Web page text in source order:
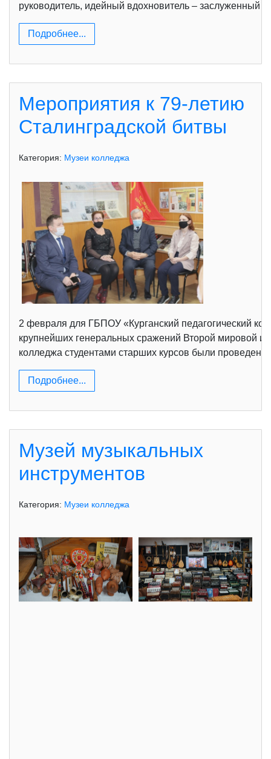
руководитель, идейный вдохновитель – заслуженный
Подробнее...
Мероприятия к 79-летию
Сталинградской битвы
Категория: Музеи колледжа
2 февраля для ГБПОУ «Курганский педагогический
крупнейших генеральных сражений Второй мировой и
колледжа студентами старших курсов были
Подробнее...
Музей музыкальных
инструментов
Категория: Музеи колледжа